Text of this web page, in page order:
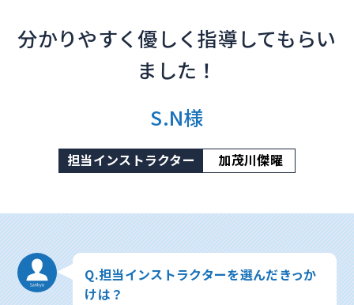
分かりやすく優しく指導してもらい
ました！
S.N様
担当インストラクター 加茂川傑曜
Q.担当インストラクターを選んだきっか
けは？